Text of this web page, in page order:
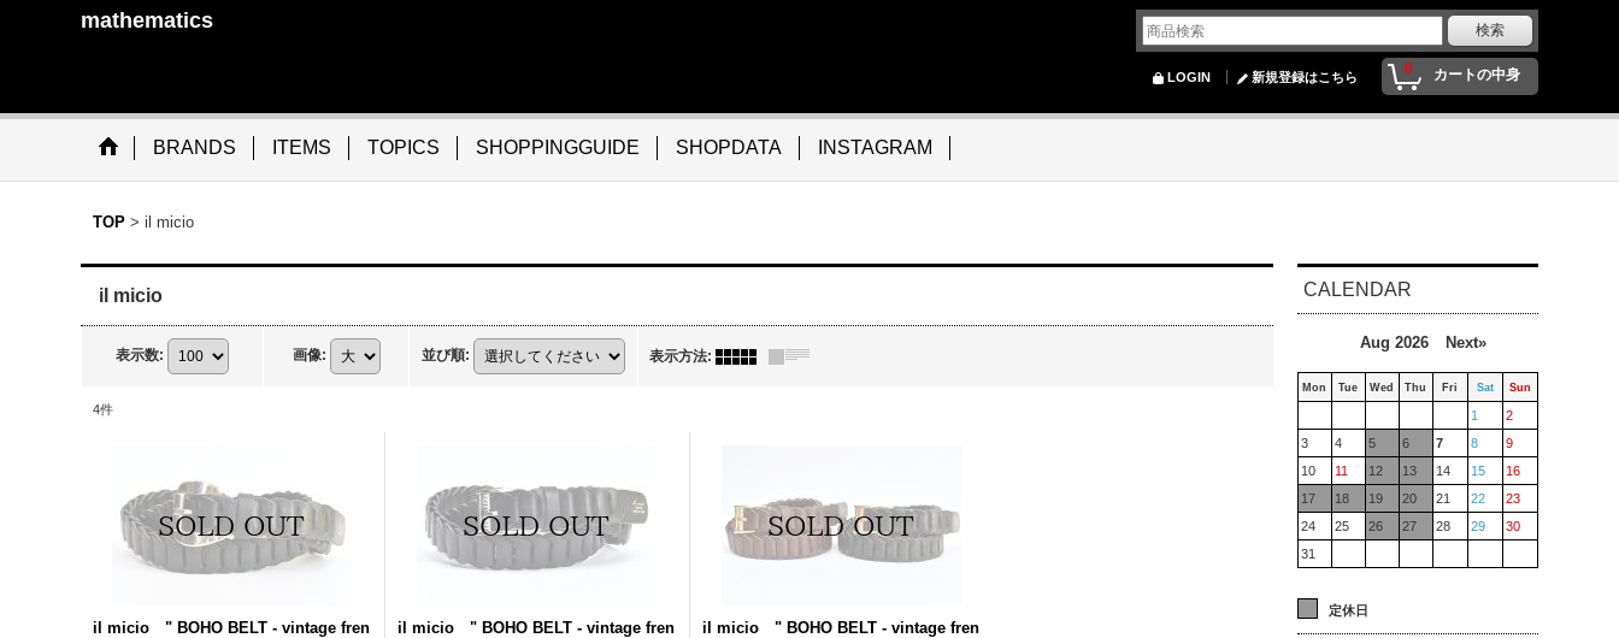
mathematics
0 カートの中身
LOGIN 新規登録はこちら
BRANDS ITEMS TOPICS SHOPPINGGUIDE SHOPDATA INSTAGRAM
TOP > il micio
CALENDAR
Aug 2026 Next»
Mon Tue Wed Thu Fri Sat Sun
1
2
3
4 5 6 7 8
9
10
11 12 13 14 15
16
17
18 19 20 21 22
23
24
25 26 27 28 29
30
31
定休日
il micio
表示数: 画像: 並び順: 表示方法:
4件
il micio " BOHO BELT - vintage fren
il micio " BOHO BELT - vintage fren
il micio " BOHO BELT - vintage fren